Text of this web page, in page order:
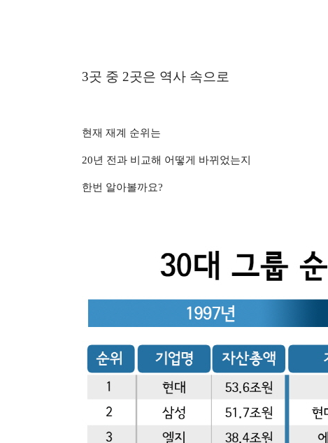
3곳 중 2곳은 역사 속으로
현재 재계 순위는
20년 전과 비교해 어떻게 바뀌었는지
한번 알아볼까요?